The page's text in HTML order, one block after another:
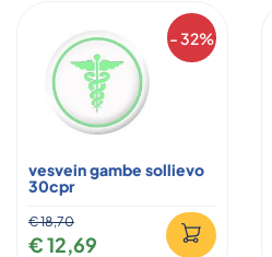
- 32%
vesvein gambe sollievo
30cpr
€ 18,70
€ 12,69